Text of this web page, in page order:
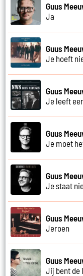
Guus
Ja
Guus
Je hoeft
Guus
Je leeft
Guus
Je moet
Guus
Je staat
Guus
Jeroen
Guus
Jij bent de